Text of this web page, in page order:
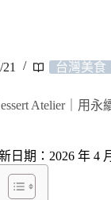
台灣美食
Atelier｜用
日期：2026 年 4